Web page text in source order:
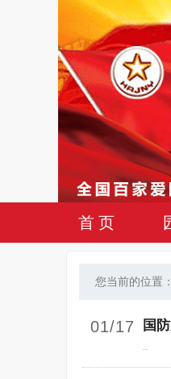
首 页
您当前的位置：
01/17 国
..